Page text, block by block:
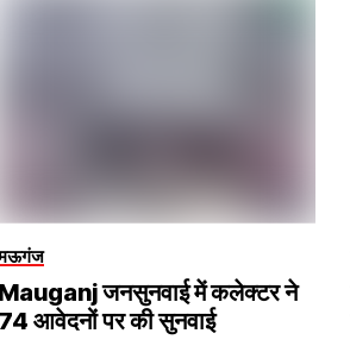
Mauganj जनसुनवाई में कलेक्टर ने
74 आवेदनों पर की सुनवाई